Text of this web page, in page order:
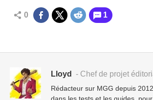
0 1
Lloyd - Chef de projet
Rédacteur sur MGG depuis
dans les tests et les guides,